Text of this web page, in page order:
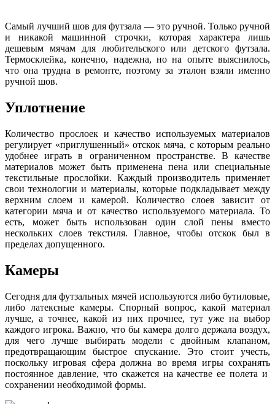
Самый лучший шов для футзала — это ручной. Только ручной
и никакой машинной строчки, которая характера лишь
дешевым мячам для любительского или детского футзала.
Термосклейка, конечно, надежна, но на опыте выяснилось,
что она трудна в ремонте, поэтому за эталон взяли именно
ручной шов.
Уплотнение
Количество прослоек и качество используемых материалов
регулирует «приглушенный» отскок мяча, с которым реально
удобнее играть в ограниченном пространстве. В качестве
материалов может быть применена пена или специальные
текстильные прослойки. Каждый производитель применяет
свои технологии и материалы, которые подкладывает между
верхним слоем и камерой. Количество слоев зависит от
категории мяча и от качество используемого материала. То
есть, может быть использован один слой пены вместо
нескольких слоев текстиля. Главное, чтобы отскок был в
пределах допущенного.
Камеры
Сегодня для футзальных мячей используются либо бутиловые,
либо латексные камеры. Спорный вопрос, какой материал
лучше, а точнее, какой из них прочнее, тут уже на выбор
каждого игрока. Важно, что бы камера долго держала воздух,
для чего лучше выбирать модели с двойным клапаном,
предотвращающим быстрое спускание. Это стоит учесть,
поскольку игровая сфера должна во время игры сохранять
постоянное давление, что скажется на качестве ее полета и
сохранении необходимой формы.